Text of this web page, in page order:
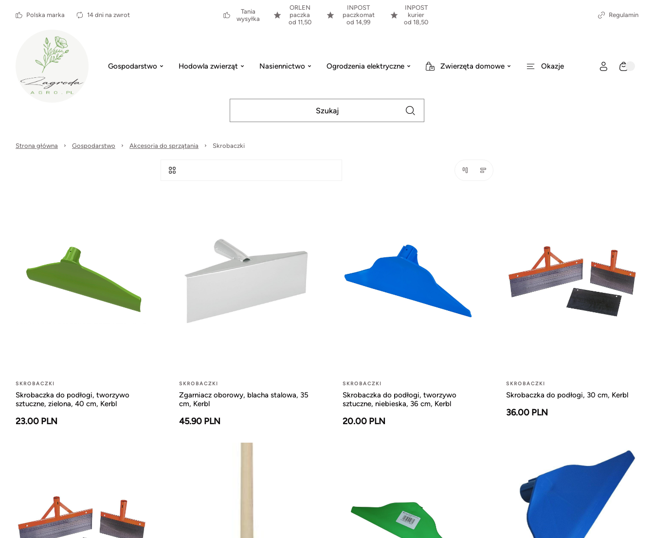
Polska marka 14 dni na zwrot
Tania
wysyłka
ORLEN
paczka
od 11,50
INPOST
paczkomat
od 14,99
INPOST
kurier
od 18,50
Regulamin
Gospodarstwo Hodowla zwierząt Nasiennictwo Ogrodzenia elektryczne Zwierzęta domowe Okazje
Strona główna Gospodarstwo Akcesoria do sprzątania Skrobaczki
SKROBACZKI
Skrobaczka do podłogi, tworzywo
sztuczne, zielona, 40 cm, Kerbl
23.00 PLN
SKROBACZKI
Zgarniacz oborowy, blacha stalowa, 35
cm, Kerbl
45.90 PLN
SKROBACZKI
Skrobaczka do podłogi, tworzywo
sztuczne, niebieska, 36 cm, Kerbl
20.00 PLN
SKROBACZKI
Skrobaczka do podłogi, 30 cm, Kerbl
36.00 PLN